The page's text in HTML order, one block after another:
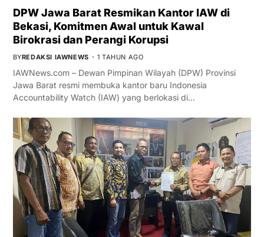
DPW Jawa Barat Resmikan Kantor IAW di
Bekasi, Komitmen Awal untuk Kawal
Birokrasi dan Perangi Korupsi
BYREDAKSI IAWNEWS 1 TAHUN AGO
IAWNews.com – Dewan Pimpinan Wilayah (DPW) Provinsi
Jawa Barat resmi membuka kantor baru Indonesia
Accountability Watch (IAW) yang berlokasi di…